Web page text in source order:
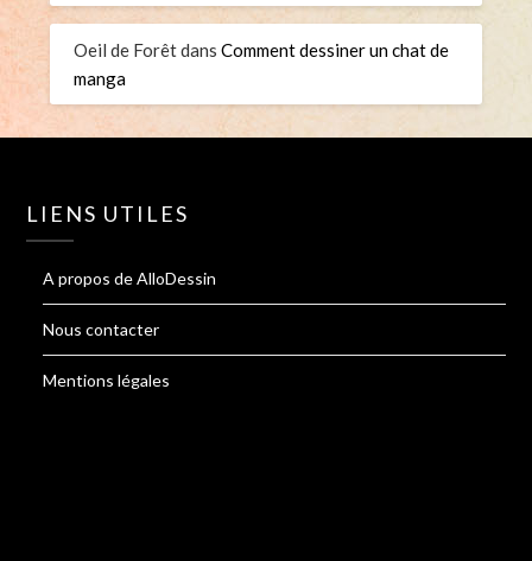
Oeil de ForêtdansComment dessiner un chat de
manga
LIENS UTILES
A propos de AlloDessin
Nous contacter
Mentions légales